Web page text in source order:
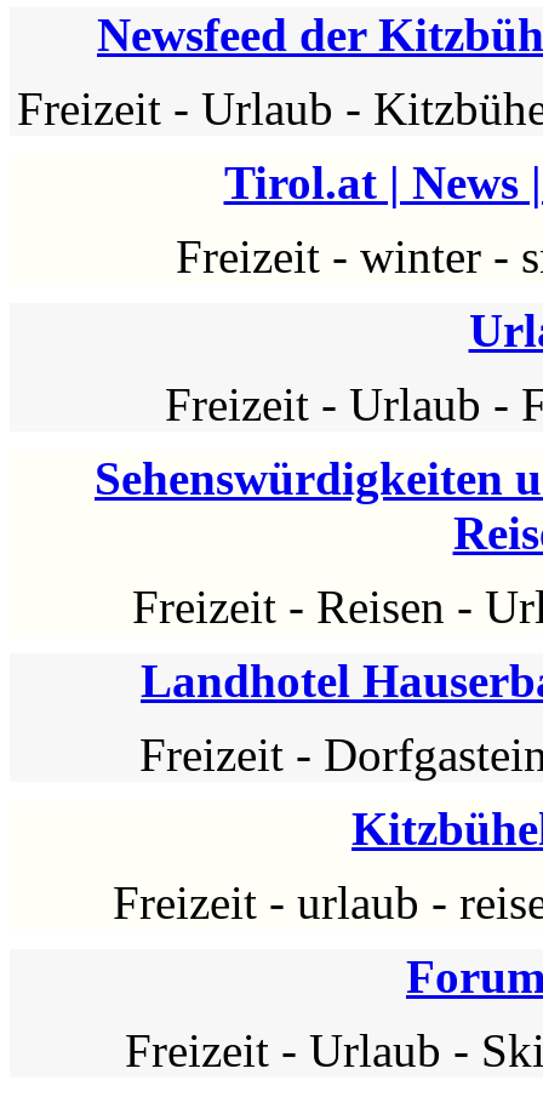
Newsfeed der
Freizeit- Urlaub -
Tirol.at | News
Freizeit- winter-
Freizeit- Urlaub -
Sehenswürdigkeiten
Freizeit - Reisen -
Landhotel
Freizeit-
Freizeit - urlaub -
Freizeit - Urlaub -